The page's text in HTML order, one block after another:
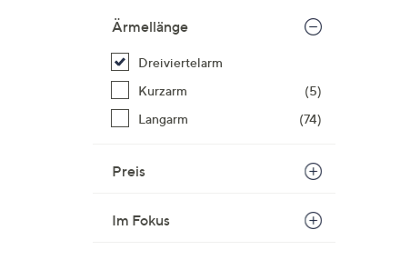
Ärmellänge
Dreiviertelarm
Kurzarm
(5)
Langarm
(74)
Preis
Im Fokus